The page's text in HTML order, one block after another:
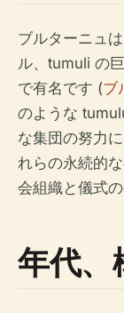
ブルターニュ
ル、tumuli の
で有名です (ブ
のような
な集団の努力
れらの永続的
会組織と儀式
年代、